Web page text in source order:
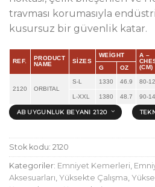
travması korumasıyla
kusursuz bir güvenlik katar.
REF.
PRODUCT
NAME
SIZES
WEIGHT
A –
(CM)
G OZ
2120 ORBITAL
S-L 1330 46.9 80-
L-XXL
1380 48.7 90-
AB UYGUNLUK BEYANI 2120
Stok kodu: 2120
Kategoriler: Emniyet Kemerleri,
Aksesuarları, Yüksekte Çalışma,